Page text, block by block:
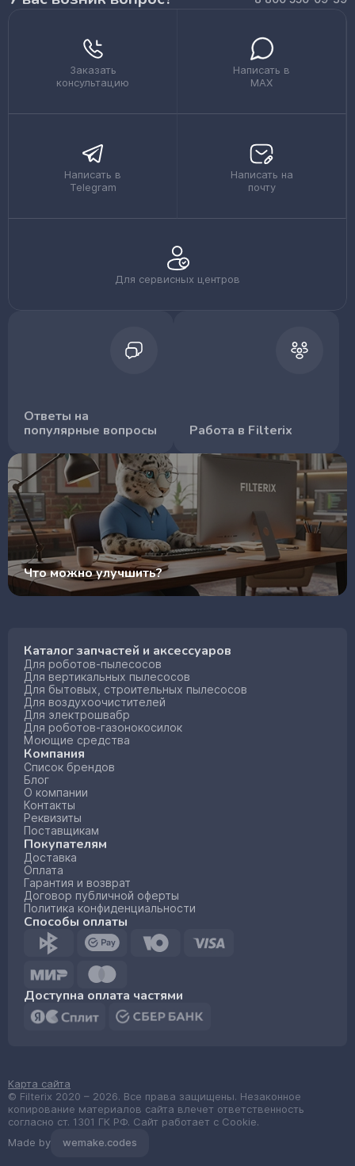
Заказать
консультацию
Написать в
MAX
Написать в
Telegram
Написать на
почту
Для сервисных центров
Ответы на
популярные вопросы
Работа в Filterix
Что можно улучшить?
Каталог запчастей и аксессуаров
Для роботов-пылесосов
Для вертикальных пылесосов
Для бытовых, строительных пылесосов
Для воздухоочистителей
Для электрошвабр
Для роботов-газонокосилок
Моющие средства
Компания
Список брендов
Блог
О компании
Контакты
Реквизиты
Поставщикам
Покупателям
Доставка
Оплата
Гарантия и возврат
Договор публичной оферты
Политика конфиденциальности
Способы оплаты
Доступна оплата частями
© Filterix 2020 – 2026. Все права защищены. Незаконное
копирование материалов сайта влечет ответственность
согласно ст. 1301 ГК РФ. Сайт работает с Cookie.
Карта сайта
Made by wemake.codes